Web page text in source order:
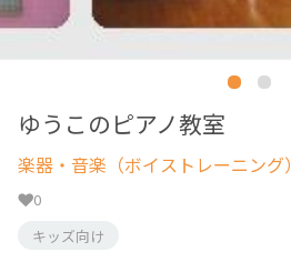
ゆうこのピアノ教室
楽器・音楽（ボイストレーニング）
0
キッズ向け